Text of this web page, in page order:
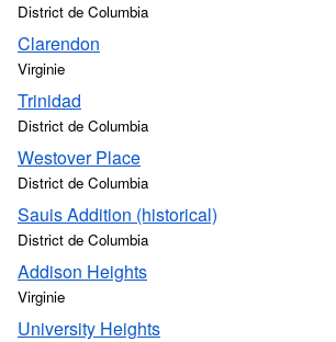
District de Columbia
Clarendon
Virginie
Trinidad
District de Columbia
Westover Place
District de Columbia
Sauis Addition (historical)
District de Columbia
Addison Heights
Virginie
University Heights